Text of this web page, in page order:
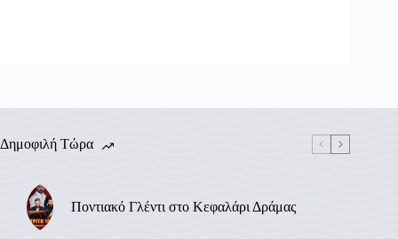
Δημοφιλή Τώρα
Ποντιακό Γλέντι στο Κεφαλάρι Δράμας